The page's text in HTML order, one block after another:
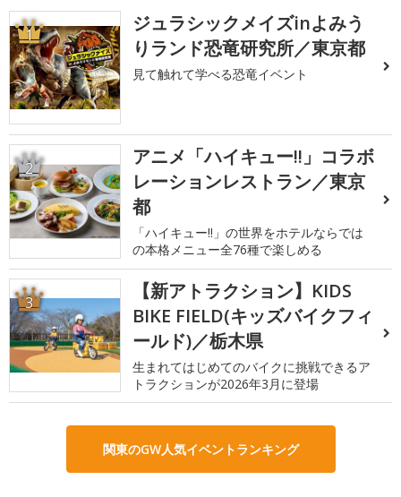
1
ジュラシックメイズinよみう
りランド恐竜研究所／東京都
見て触れて学べる恐竜イベント
2
アニメ「ハイキュー!!」コラボ
レーションレストラン／東京
都
「ハイキュー!!」の世界をホテルならでは
の本格メニュー全76種で楽しめる
3
【新アトラクション】KIDS
BIKE FIELD(キッズバイクフィ
ールド)／栃木県
生まれてはじめてのバイクに挑戦できるア
トラクションが2026年3月に登場
関東のGW人気イベントランキング